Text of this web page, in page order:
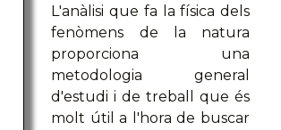
L'anàlisi que fa la física dels
fenòmens de la natura
proporciona una
metodologia general
d'estudi i de treball que és
molt útil a l'hora de buscar